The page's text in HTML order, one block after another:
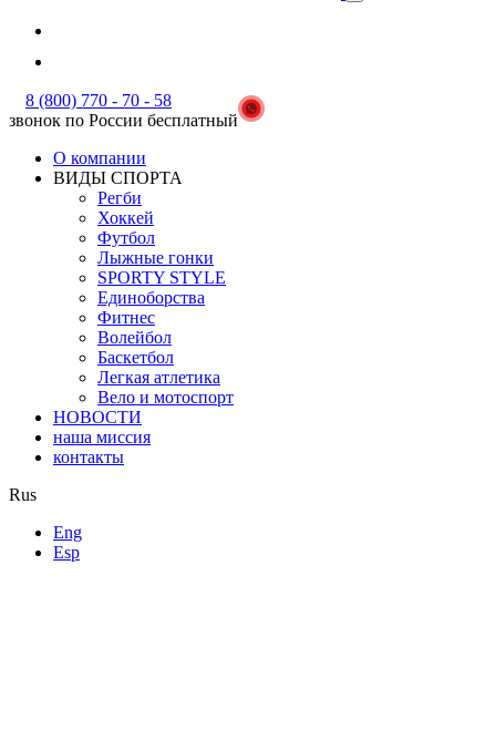
8 (800) 770 - 70 - 58
звонок по России бесплатный
О компании
ВИДЫ СПОРТА
Регби
Хоккей
Футбол
Лыжные гонки
SPORTY STYLE
Единоборства
Фитнес
Волейбол
Баскетбол
Легкая атлетика
Вело и мотоспорт
НОВОСТИ
наша миссия
контакты
Rus
Eng
Esp